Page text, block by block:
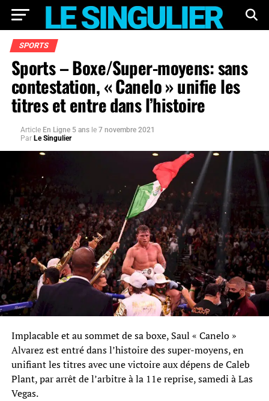
SPORTS
Sports – Boxe/Super-moyens: sans
contestation, « Canelo » unifie les
titres et entre dans l’histoire
Article En Ligne 5 ans le 7 novembre 2021
Par Le Singulier
Implacable et au sommet de sa boxe, Saul « Canelo »
Alvarez est entré dans l’histoire des super-moyens, en
unifiant les titres avec une victoire aux dépens de Caleb
Plant, par arrêt de l’arbitre à la 11e reprise, samedi à Las
Vegas.